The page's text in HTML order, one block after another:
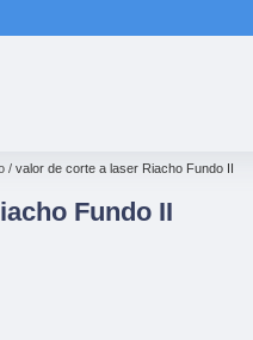
valor de corte a laser Riacho Fundo II
Fundo II